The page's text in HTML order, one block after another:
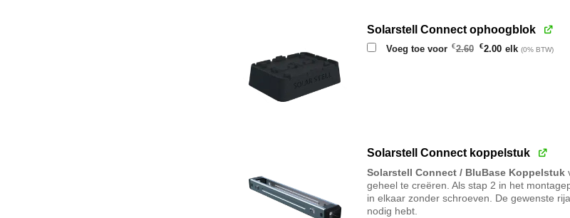
Solarstell Connect ophoogblok
Voeg toe voor €2.60 Oorspronkelijke
prijs
€2.00Huidige
prijs
elk (0% BTW)
Solarstell Connect koppelstuk
Solarstell Connect / BluBase Koppelstuk
geheel te creëren. Als stap 2 in het
in elkaar zonder schroeven. De gewenste
nodig hebt.